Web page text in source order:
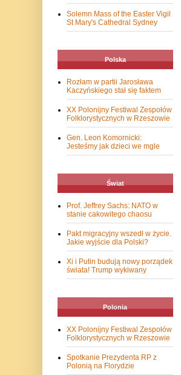
Solemn Mass of the Easter Vigil
St Mary's Cathedral Sydney
Polska
Rozłam w partii Jarosława
Kaczyńskiego stał się faktem
XX Polonijny Festiwal Zespołów
Folklorystycznych w Rzeszowie
Gen. Leon Komornicki:
Jesteśmy jak dzieci we mgle
Świat
Prof. Jeffrey Sachs: NATO w
stanie cakowitego chaosu
Pakt migracyjny wszedł w życie.
Jakie wyjście dla Polski?
Xi i Putin budują nowy porządek
świata! Trump wykiwany
Polonia
XX Polonijny Festiwal Zespołów
Folklorystycznych w Rzeszowie
Spotkanie Prezydenta RP z
Polonią na Florydzie